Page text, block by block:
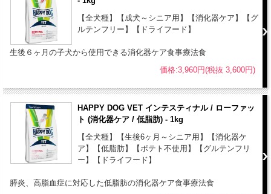
【使用上の注意事項】
●本製品は食事療法食です。栄養特性上、本製品の使用が推奨されな
い場合もあるため、獣医師の診察と指導のものとにご使用ください。
●新鮮な水をいつでも飲めるようにしてください。
●本品使用時は他の食事摂取を控え、本品のみでの給餌をお勧めしま
す。他の食べ物と混ぜた給餌、間食などによりフード自体の特性が薄
くなることがあります。
●給与量は個体差にあわせる必要があるため、ある程度量を減らした
り増やしたりすることが必要な場合があります。
●獣医師が特に推奨する場合を除き、1日の給与量を複数回に分けて与
えてください。
●HAPPY DOG VET ストルバイト (尿石ケア) ドライと混ぜて使用す
【全犬種】【成犬～シニア用】【消化器ケア】【グ
ルテンフリー】【ドライフード】
生後６ヶ月の子犬から使用できる消化器ケア食事療法食
価格:3,960円(税抜 3,600円)
HAPPY DOG VET インテスティナル / ローファッ
ト (消化器ケア / 低脂肪) - 1kg
【全犬種】【生後6ヶ月～シニア用】【消化器ケ
ア】【低脂肪】【ポテト不使用】【グルテンフリ
ー】【ドライフード】
膵炎、高脂血症に対応した低脂肪の消化器ケア食事療法食